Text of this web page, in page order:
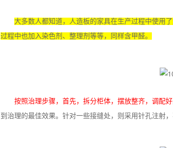
大多数人都知道，人造板的家具在生产过程中使用
过程中也加入染色剂、整理剂等等，同样含甲醛。
按照治理步骤，首先，拆分柜体，摆放整齐，调配
到治理的最佳效果。针对一些接缝处，则采用针孔注射，